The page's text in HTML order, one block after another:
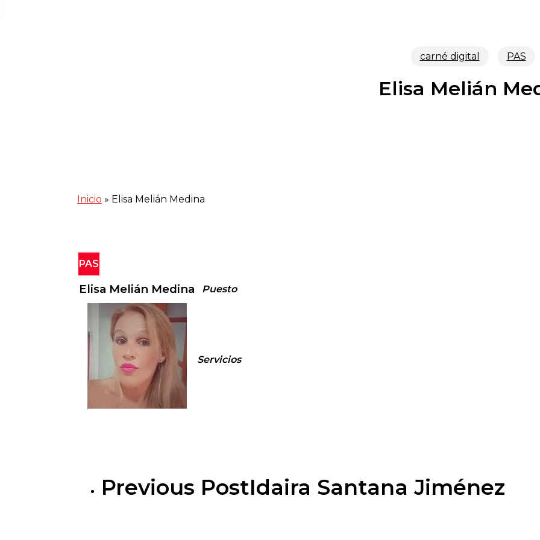
carné digital PAS
Elisa Melián
Inicio » Elisa Melián Medina
PAS
Elisa Melián Medina Puesto
Servicios
Previous PostIdaira Santana Jiménez